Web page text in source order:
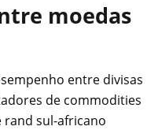
moedas
entre divisas
de commodities
rand sul-africano